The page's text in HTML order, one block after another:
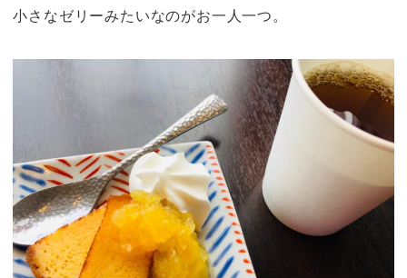
小さなゼリーみたいなのがお一人一つ。